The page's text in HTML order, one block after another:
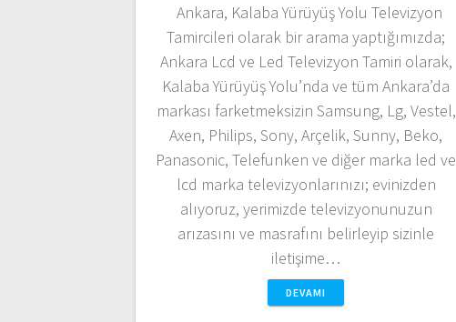
Ankara, Kalaba Yürüyüş Yolu Televizyon
Tamircileri olarak bir arama yaptığımızda;
Ankara Lcd ve Led Televizyon Tamiri olarak,
Kalaba Yürüyüş Yolu’nda ve tüm Ankara’da
markası farketmeksizin Samsung, Lg, Vestel,
Axen, Philips, Sony, Arçelik, Sunny, Beko,
Panasonic, Telefunken ve diğer marka led ve
lcd marka televizyonlarınızı; evinizden
alıyoruz, yerimizde televizyonunuzun
arızasını ve masrafını belirleyip sizinle
iletişime…
DEVAMI